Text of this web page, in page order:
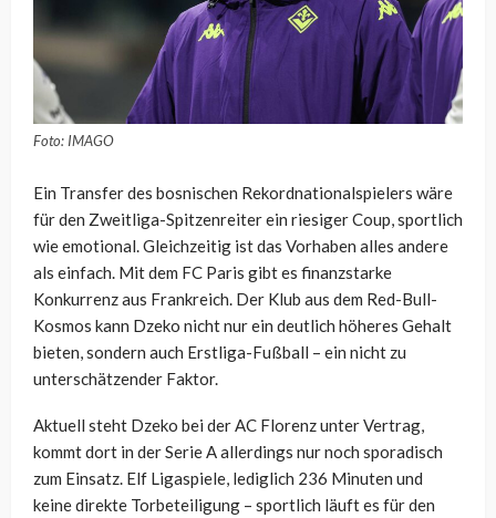
Foto: IMAGO
Ein Transfer des bosnischen Rekordnationalspielers wäre
für den Zweitliga-Spitzenreiter ein riesiger Coup, sportlich
wie emotional. Gleichzeitig ist das Vorhaben alles andere
als einfach. Mit dem FC Paris gibt es finanzstarke
Konkurrenz aus Frankreich. Der Klub aus dem Red-Bull-
Kosmos kann Dzeko nicht nur ein deutlich höheres Gehalt
bieten, sondern auch Erstliga-Fußball – ein nicht zu
unterschätzender Faktor.
Aktuell steht Dzeko bei der AC Florenz unter Vertrag,
kommt dort in der Serie A allerdings nur noch sporadisch
zum Einsatz. Elf Ligaspiele, lediglich 236 Minuten und
keine direkte Torbeteiligung – sportlich läuft es für den